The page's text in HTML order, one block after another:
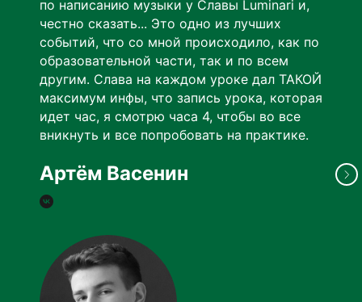
по написанию музыки у Славы Luminari и,
честно сказать... Это одно из лучших
событий, что со мной происходило, как по
образовательной части, так и по всем
другим. Слава на каждом уроке дал ТАКОЙ
максимум инфы, что запись урока, которая
идет час, я смотрю часа 4, чтобы во все
вникнуть и все попробовать на практике.
Артём Васенин